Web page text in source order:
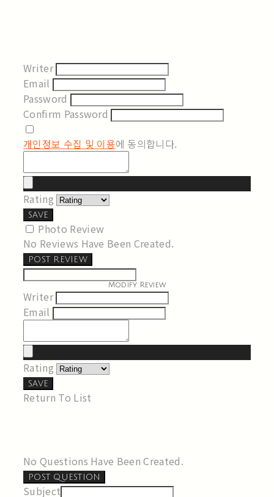
Writer
Email
Password
Confirm Password
개인정보 수집 및 이용에 동의합니다.
Rating
SAVE
Photo Review
No Reviews Have Been Created.
POST REVIEW
Modify Review
Writer
Email
Rating
SAVE
Return To List
No Questions Have Been Created.
POST QUESTION
Subject